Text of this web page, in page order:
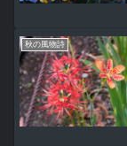
秋の風物詩